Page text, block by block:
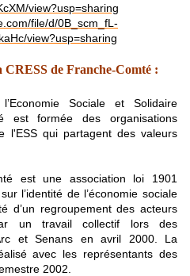
view?usp=sharing
file/d/0B_scm_fL-
view?usp=sharing
de Franche-Comté :
Sociale et Solidaire
est formée des organisations
l'ESS qui partagent des valeurs
est une association loi 1901
l’identité de l’économie sociale
d’un regroupement des acteurs
un travail collectif lors des
et Senans en avril 2000. La
avec les représentants des
2002.